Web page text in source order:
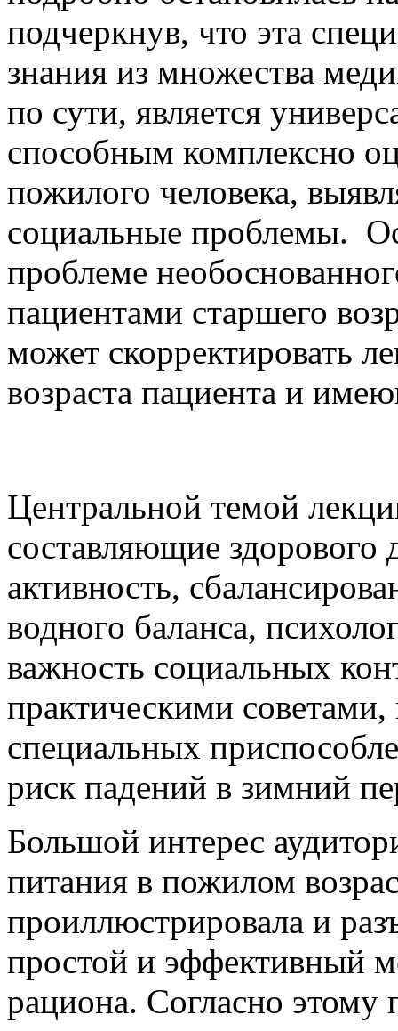
подчеркнув, что эта
знания из множества
по сути, является
способным комплексно
пожилого человека,
социальные проблемы.
проблеме
пациентами старшего
может скорректировать
возраста пациента и
Центральной темой
составляющие здорового
активность,
водного баланса,
важность социальных
практическими советами,
специальных
риск падений в зимний
Большой интерес
питания в пожилом
проиллюстрировала и
простой и эффективный
рациона. Согласно этому